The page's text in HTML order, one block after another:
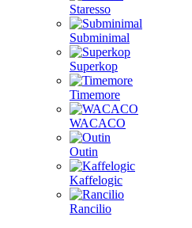
Staresso
Subminimal
Superkop
Timemore
WACACO
Outin
Kaffelogic
Rancilio